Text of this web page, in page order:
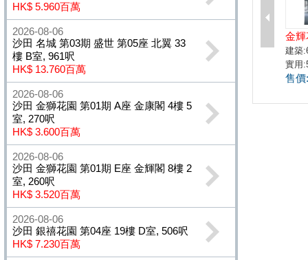
HK$ 5.960百萬
2026-08-06
沙田 名城 第03期 盛世 第05座 北翼 33
樓 B室, 961呎
HK$ 13.760百萬
2026-08-06
沙田 金獅花園 第01期 A座 金康閣 4樓 5
室, 270呎
HK$ 3.600百萬
2026-08-06
沙田 金獅花園 第01期 E座 金輝閣 8樓 2
室, 260呎
HK$ 3.520百萬
2026-08-06
沙田 銀禧花園 第04座 19樓 D室, 506呎
HK$ 7.230百萬